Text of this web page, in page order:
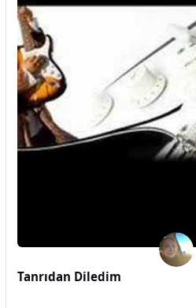
Tanrıdan Diledim